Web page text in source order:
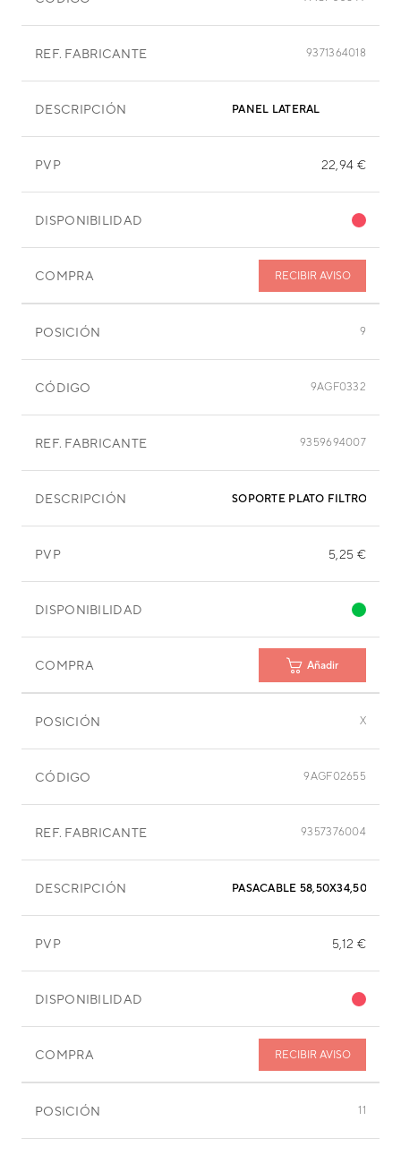
REF. FABRICANTE 9371364018
DESCRIPCIÓN PANEL LATERAL
PVP 22,94 €
DISPONIBILIDAD
COMPRA RECIBIR AVISO
POSICIÓN 9
CÓDIGO 9AGF0332
REF. FABRICANTE 9359694007
DESCRIPCIÓN SOPORTE PLATO FILTRO
PVP 5,25 €
DISPONIBILIDAD
COMPRA Añadir
POSICIÓN X
CÓDIGO 9AGF02655
REF. FABRICANTE 9357376004
DESCRIPCIÓN PASACABLE 58,50X34,50X7MM
PVP 5,12 €
DISPONIBILIDAD
COMPRA RECIBIR AVISO
POSICIÓN 11